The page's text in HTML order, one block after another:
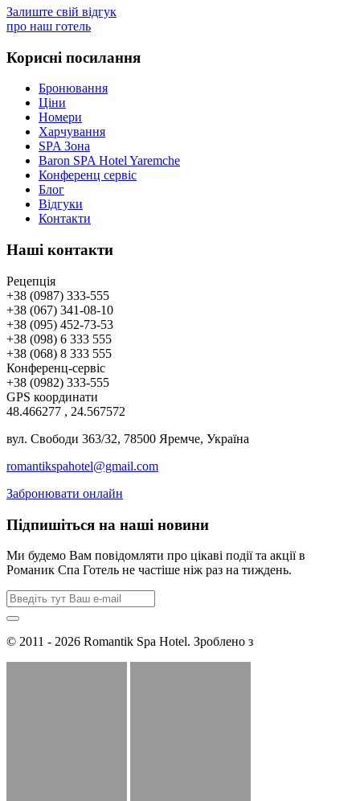
Залиште свій відгук
про наш готель
Корисні посилання
Бронювання
Ціни
Номери
Харчування
SPA Зона
Baron SPA Hotel Yaremche
Конференц сервіс
Блог
Відгуки
Контакти
Наші контакти
Рецепція
+38 (0987) 333-555
+38 (067) 341-08-10
+38 (095) 452-73-53
+38 (098) 6 333 555
+38 (068) 8 333 555
Конференц-сервіс
+38 (0982) 333-555
GPS координати
48.466277 , 24.567572
вул. Свободи 363/32, 78500 Яремче, Україна
romantikspahotel@gmail.com
Забронювати онлайн
Підпишіться на наші новини
Ми будемо Вам повідомляти про цікаві події та акції в
Романик Спа Готель не частіше ніж раз на тиждень.
© 2011 - 2026 Romantik Spa Hotel. Зроблено з